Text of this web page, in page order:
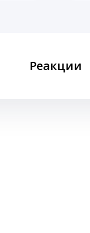
Реакции